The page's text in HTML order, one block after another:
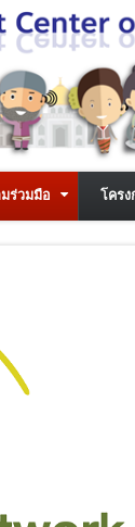
ร่วมมือ โครง